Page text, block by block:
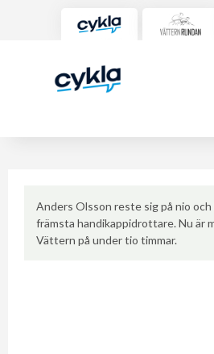
Anders Olsson reste sig på nio och
främsta handikappidrottare. Nu är
Vättern på under tio timmar.